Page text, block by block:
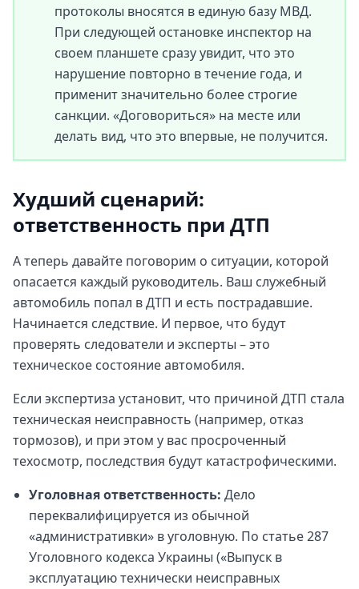
протоколы вносятся в единую базу МВД.
При следующей остановке инспектор на
своем планшете сразу увидит, что это
нарушение повторно в течение года, и
применит значительно более строгие
санкции. «Договориться» на месте или
делать вид, что это впервые, не получится.
Худший сценарий:
ответственность при ДТП
А теперь давайте поговорим о ситуации, которой
опасается каждый руководитель. Ваш служебный
автомобиль попал в ДТП и есть пострадавшие.
Начинается следствие. И первое, что будут
проверять следователи и эксперты – это
техническое состояние автомобиля.
Если экспертиза установит, что причиной ДТП стала
техническая неисправность (например, отказ
тормозов), и при этом у вас просроченный
техосмотр, последствия будут катастрофическими.
Уголовная ответственность: Дело
переквалифицируется из обычной
«административки» в уголовную. По статье 287
Уголовного кодекса Украины («Выпуск в
эксплуатацию технически неисправных